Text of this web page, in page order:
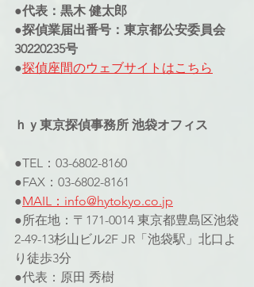
●代表：黒木 健太郎
●探偵業届出番号：東京都公安委員会
30220235号
●探偵座間のウェブサイト はこちら
ｈｙ東京探偵事務所 池袋オフィス
●TEL：03-6802-8160
●FAX：03-6802-8161
●MAIL：info@hytokyo.co.jp
●所在地：〒171-0014 東京都豊島区池袋
2-49-13杉山ビル2F JR「池袋駅」北口よ
り徒歩3分
●代表：原田 秀樹